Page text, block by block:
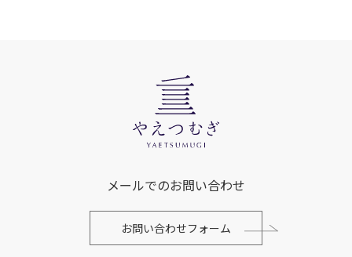
メールでのお問い合わせ
お問い合わせフォーム